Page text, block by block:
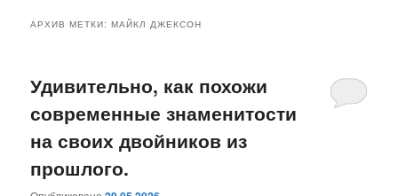
основному
содержимому
дополнительному
содержимому
АРХИВ МЕТКИ:МАЙКЛ ДЖЕКСОН
Удивительно, как похожи
современные знаменитости
на своих двойников из
прошлого.